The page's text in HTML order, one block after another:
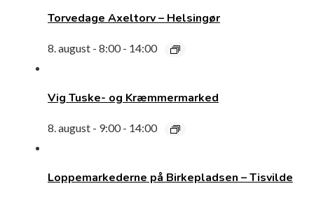
Torvedage Axeltorv – Helsingør
8. august - 8:00- 14:00
Vig Tuske- og Kræmmermarked
8. august - 9:00- 14:00
Loppemarkederne på Birkepladsen – Tisvilde